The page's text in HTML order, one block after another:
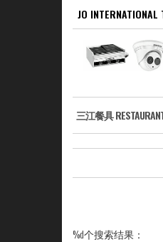
JO
三江餐具
%d个搜索结果：